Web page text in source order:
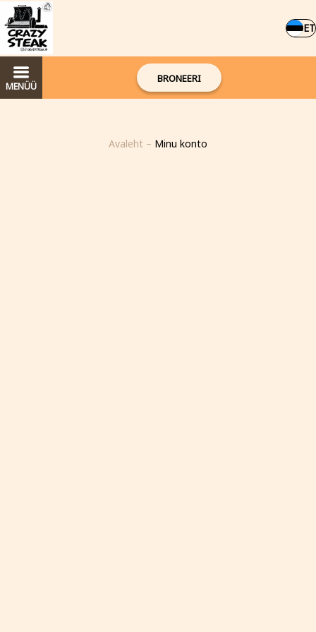
ET
MENÜÜ
BRONEERI
Avaleht – Minu konto